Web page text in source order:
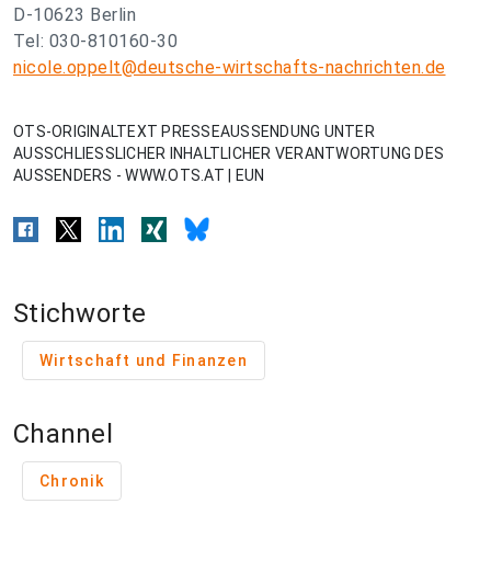
D-10623 Berlin
Tel: 030-810160-30
nicole.oppelt@deutsche-wirtschafts-nachrichten.de
OTS-ORIGINALTEXT PRESSEAUSSENDUNG UNTER
AUSSCHLIESSLICHER INHALTLICHER VERANTWORTUNG DES
AUSSENDERS - WWW.OTS.AT | EUN
Stichworte
Wirtschaft und Finanzen
Channel
Chronik